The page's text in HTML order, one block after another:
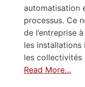
automatisation
processus. Ce
de l’entreprise
les installations
les
Read More…